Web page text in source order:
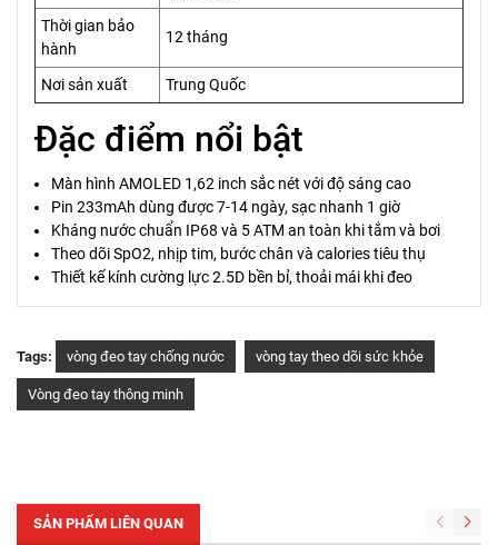
Thời gian bảo
hành
12 tháng
Nơi sản xuất Trung Quốc
Đặc điểm nổi bật
Màn hình AMOLED 1,62 inch sắc nét với độ sáng cao
Pin 233mAh dùng được 7-14 ngày, sạc nhanh 1 giờ
Kháng nước chuẩn IP68 và 5 ATM an toàn khi tắm và bơi
Theo dõi SpO2, nhịp tim, bước chân và calories tiêu thụ
Thiết kế kính cường lực 2.5D bền bỉ, thoải mái khi đeo
Tags: vòng đeo tay chống nước vòng tay theo dõi sức khỏe
Vòng đeo tay thông minh
SẢN PHẨM LIÊN QUAN